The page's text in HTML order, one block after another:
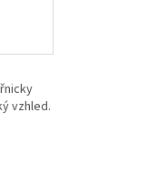
vzhled.